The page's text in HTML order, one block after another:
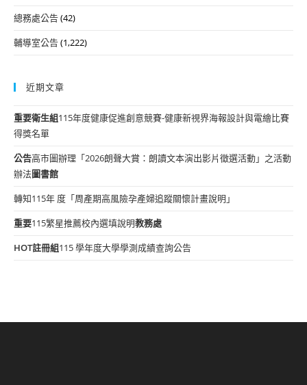
總務處公告(42)
輔導室公告(1,222)
近期文章
重要衛生組115年度健康促進創意競賽-健康新視界海報設計與電繪比賽
得獎名單
公告高市圖辦理「2026朗聲大賞：朗讀文本演出影片徵選活動」之活動
辦法圖書館
轉知115年 度「周產期高風險孕產婦追蹤關懷計畫說明」
重要115繁星推薦校內選填說明教務處
HOT註冊組115 學年度大學學測成績查詢公告